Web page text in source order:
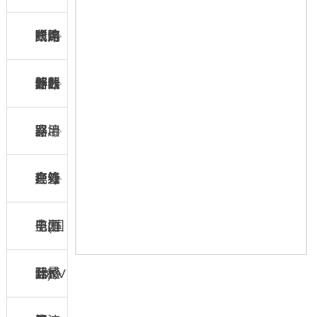
断路
器
断路
器
限流
熔断
器
式熔
断器
户内
外线
路用
绝缘
子(国
际)
计数
器、
在线
监测
器
穿墙
套管
户外
电压
互感
电力
计量
10KV